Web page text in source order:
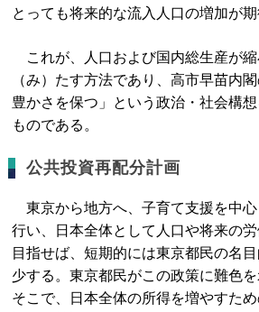
とっても将来的な流入人口の増加が期
これが、人口および国内総生産が
（み）たす方法であり、高市早苗内
豊かさを保つ」という政治・社会構
ものである。
公共投資再配分計画
東京から地方へ、子育て支援を中
行い、日本全体として人口や将来の
目指せば、短期的には東京都民の名
少する。東京都民がこの政策に難色を
そこで、日本全体の所得を増やすた